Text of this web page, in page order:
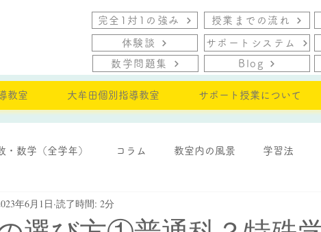
完全1対1の強み 授業までの流れ
体験談
数学問題集
サポートシステム
Blog
教室 大牟田個別指導教室 サポート授業について
・数学（全学年） コラム 教室内の風景 学習法
モチベーション
年6月1日 読了時間: 2分